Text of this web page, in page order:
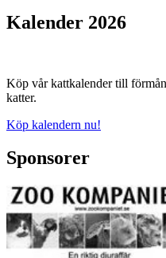
Kalender 2026
Köp vår kattkalender till
katter.
Köp kalendern nu!
Sponsorer